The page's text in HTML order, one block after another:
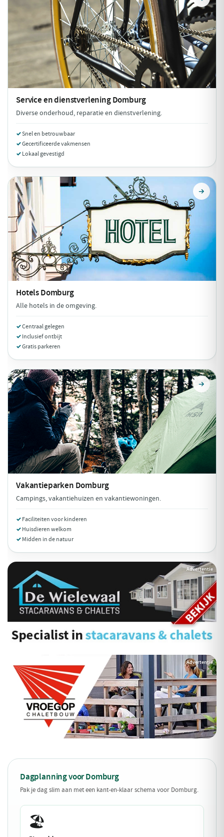
Service en dienstverleningDomburg
Diverse onderhoud, reparatie en dienstverlening.
Snel en betrouwbaar
Gecertificeerde vakmensen
Lokaal gevestigd
HotelsDomburg
Alle hotels in de omgeving.
Centraal gelegen
Inclusief ontbijt
Gratis parkeren
Vakantieparken Domburg
Campings, vakantiehuizen en vakantiewoningen.
Faciliteiten voor kinderen
Huisdieren welkom
Midden in de natuur
Dagplanning voor Domburg
Pak je dag slim aan met een kant-en-klaar schema voor Domburg.
🏖️